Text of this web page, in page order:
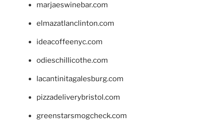
marjaeswinebar.com
elmazatlanclinton.com
ideacoffeenyc.com
odieschillicothe.com
lacantinitagalesburg.com
pizzadeliverybristol.com
greenstarsmogcheck.com